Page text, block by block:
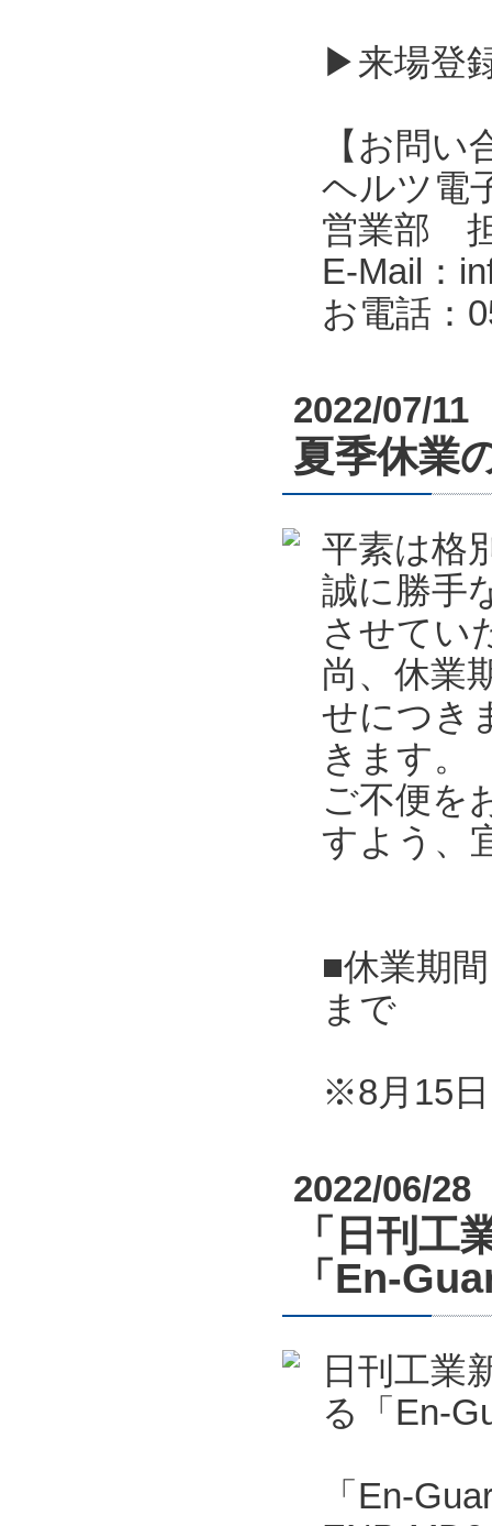
▶来場登
【お問い
ヘルツ電
営業部
E-Mail：
お電話：
2022/07/11
夏季休業
平素は格
誠に勝手
させてい
尚、休業
せにつき
きます。
ご不便を
すよう、
■休業期
まで
※8月15
2022/06/28
「日刊工
「En-
日刊工業
る「En-
「En-